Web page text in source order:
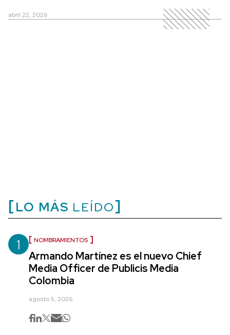
abril 22, 2026
LO MÁS LEÍDO
1 NOMBRAMIENTOS
Armando Martínez es el nuevo Chief
Media Officer de Publicis Media
Colombia
agosto 5, 2026